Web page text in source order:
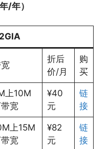
/年）
折后
价/月
购
买
上10M
宽
¥40
元
链
接
上15M
宽
¥82
元
链
接